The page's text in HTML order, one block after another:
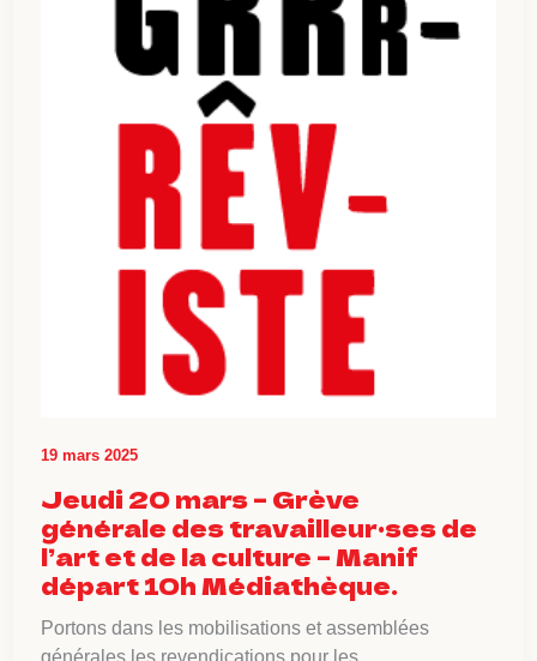
19 mars 2025
Jeudi 20 mars – Grève
générale des travailleur·ses de
l’art et de la culture – Manif
départ 10h Médiathèque.
Portons dans les mobilisations et assemblées